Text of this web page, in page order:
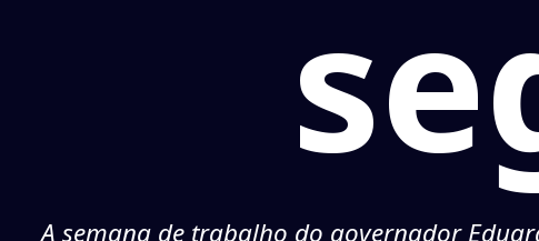
A semana de trabalho do governador